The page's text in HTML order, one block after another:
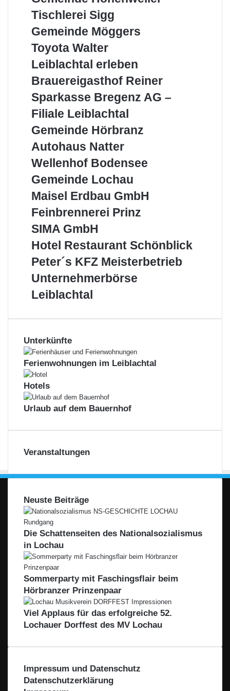
Region
Tischlerei
Tischlerei Sigg
Gemeinde
Gemeinde Möggers
Toyota
Walter
Toyota Walter
Leiblachtal
Leiblachtal erleben
Brauereigasthof
Brauereigasthof Reiner
Sparkasse
Bregenz
AG
–
Leiblachtal
Sparkasse Bregenz AG –
Filiale Leiblachtal
Gemeinde
Gemeinde Hörbranz
Autohaus
Autohaus Natter
Wellenhof
Wellenhof Bodensee
Gemeinde
Gemeinde Lochau
Maisel
GmbH
Maisel Erdbau GmbH
Feinbrennerei
Feinbrennerei Prinz
SIMA
SIMA GmbH
Hotel
Schönblick
Hotel Restaurant Schönblick
Peter
KFZ
Meisterbetrieb
Peter´s KFZ Meisterbetrieb
Unternehmerbörse
Unternehmerbörse
Leiblachtal
Unterkünfte
Ferienwohnungen im Leiblachtal
Hotels
Urlaub auf dem Bauernhof
Veranstaltungen
Neuste Beiträge
Die Schattenseiten des Nationalsozialismus
in Lochau
Sommerparty mit Faschingsflair beim
Hörbranzer Prinzenpaar
Viel Applaus für das erfolgreiche 52.
Lochauer Dorffest des MV Lochau
Impressum und Datenschutz
Datenschutzerklärung